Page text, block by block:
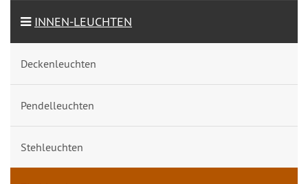
INNEN-LEUCHTEN
Deckenleuchten
Pendelleuchten
Stehleuchten